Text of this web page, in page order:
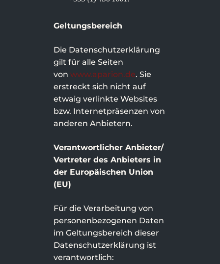
Geltungsbereich
Die Datenschutzerklärung
gilt für alle Seiten
von www.aparion.de. Sie
erstreckt sich nicht auf
etwaig verlinkte Websites
bzw. Internetpräsenzen von
anderen Anbietern.
Verantwortlicher Anbieter/
Vertreter des Anbieters in
der Europäischen Union
(EU)
Für die Verarbeitung von
personenbezogenen Daten
im Geltungsbereich dieser
Datenschutzerklärung ist
verantwortlich: